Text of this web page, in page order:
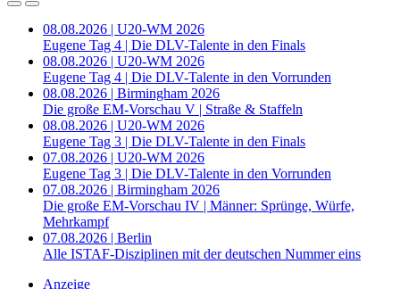
08.08.2026 | U20-WM 2026
Eugene Tag 4 | Die DLV-Talente in den Finals
08.08.2026 | U20-WM 2026
Eugene Tag 4 | Die DLV-Talente in den Vorrunden
08.08.2026 | Birmingham 2026
Die große EM-Vorschau V | Straße & Staffeln
08.08.2026 | U20-WM 2026
Eugene Tag 3 | Die DLV-Talente in den Finals
07.08.2026 | U20-WM 2026
Eugene Tag 3 | Die DLV-Talente in den Vorrunden
07.08.2026 | Birmingham 2026
Die große EM-Vorschau IV | Männer: Sprünge, Würfe,
Mehrkampf
07.08.2026 | Berlin
Alle ISTAF-Disziplinen mit der deutschen Nummer eins
Anzeige